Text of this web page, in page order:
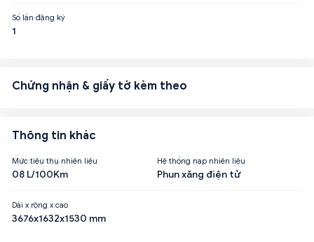
Số lần đăng ký
1
Chứng nhận & giấy tờ kèm theo
Thông tin khác
Mức tiêu thụ nhiên liệu
08 L/100Km
Hệ thống nạp nhiên liệu
Phun xăng điện tử
Dài x rộng x cao
3676x1632x1530 mm